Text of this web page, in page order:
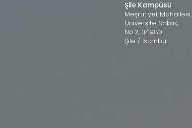
Şile Kampüsü
Meşrutiyet Mahallesi,
Üniversite Sokak,
No:2, 34980
Şile / İstanbul